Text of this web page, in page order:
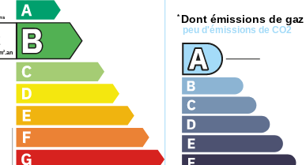
2 .an
* Dont émissions de
peu d'émissions de CO2